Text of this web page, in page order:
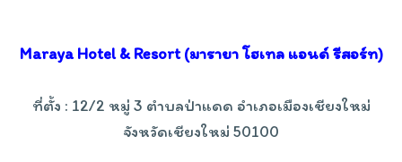
Maraya Hotel & Resort (มารายา โฮเทล แอนด์ รีสอร์ท)
ที่ตั้ง : 12/2 หมู่ 3 ตำบลป่าแดด อำเภอเมืองเชียงใหม่
จังหวัดเชียงใหม่ 50100